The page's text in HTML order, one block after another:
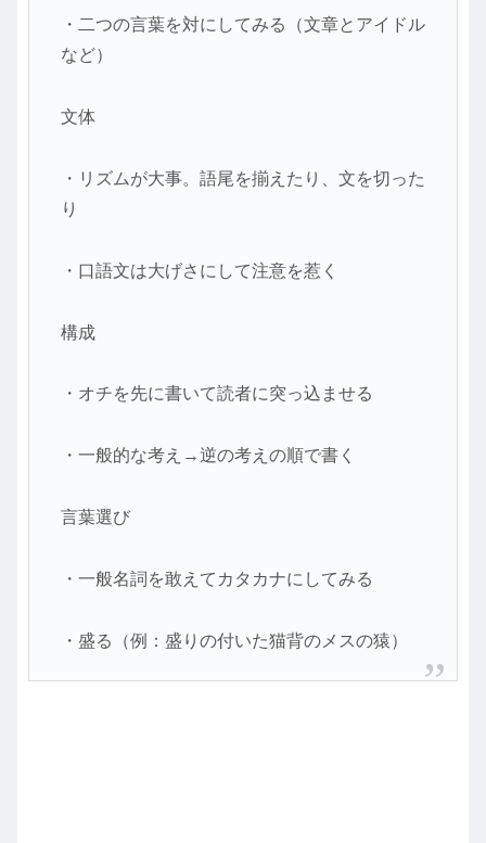
・二つの言葉を対にしてみる（文章とアイドル
など）
文体
・リズムが大事。語尾を揃えたり、文を切った
り
・口語文は大げさにして注意を惹く
構成
・オチを先に書いて読者に突っ込ませる
・一般的な考え→逆の考えの順で書く
言葉選び
・一般名詞を敢えてカタカナにしてみる
・盛る（例：盛りの付いた猫背のメスの猿）